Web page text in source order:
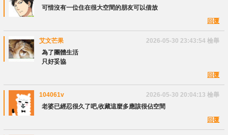
可惜沒有一位住在很大空間的朋友可以借放
回覆
艾文芒果 2026-05-30 23:43:54 檢舉
為了團體生活
只好妥協
回覆
104061v 2026-05-30 20:04:13 檢舉
老婆已經忍很久了吧,收藏這麼多應該很佔空間
回覆